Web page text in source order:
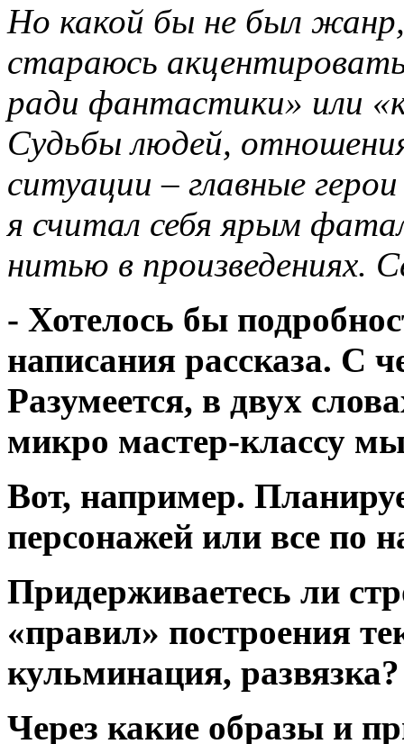
Но какой бы не был
стараюсь
ради фантастики» или
Судьбы людей,
ситуации – главные
я считал себя ярым
нитью в произведениях.
- Хотелось бы
написания рассказа. С
Разумеется, в двух
микро мастер-классу
Вот, например.
персонажей или все по
Придерживаетесь ли
«правил» построения
кульминация, развязка?
Через какие образы и